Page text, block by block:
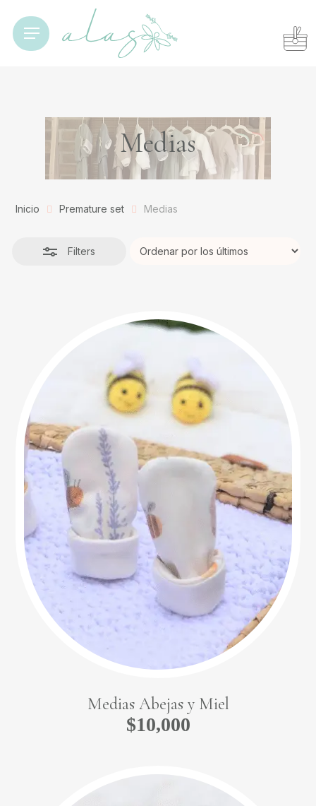
mainMenu Cart Close
Cart
Medias
Inicio Premature set Medias
Filters
Close
Filters
Medias Abejas y Miel
$10,000